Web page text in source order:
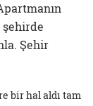
şehirde
Şehir
bir hal aldı tam